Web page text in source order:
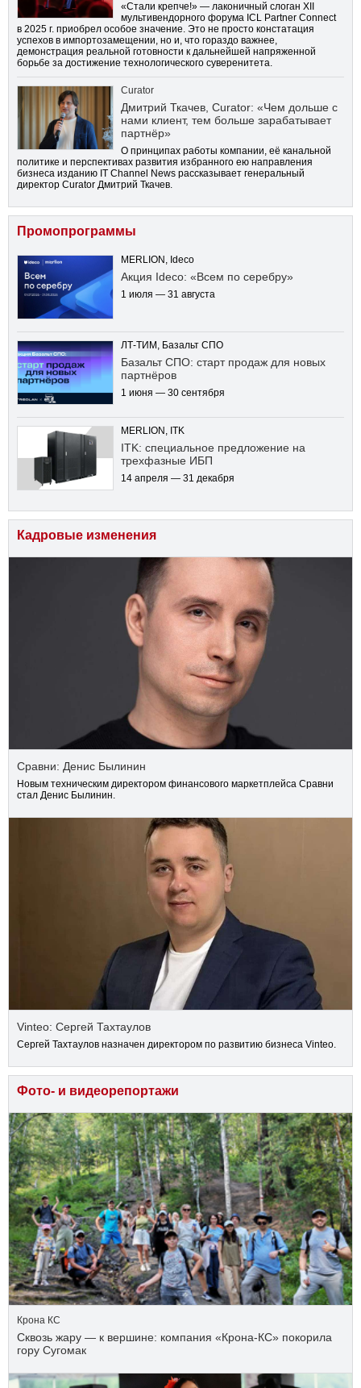
«Стали крепче!» — лаконичный слоган XII
мультивендорного форума ICL Partner Connect
в 2025 г. приобрел особое значение. Это не просто констатация
успехов в импортозамещении, но и, что гораздо важнее,
демонстрация реальной готовности к дальнейшей напряженной
борьбе за достижение технологического суверенитета.
Curator
Дмитрий Ткачев, Curator: «Чем дольше с
нами клиент, тем больше зарабатывает
партнёр»
О принципах работы компании, её канальной
политике и перспективах развития избранного ею направления
бизнеса изданию IT Channel News рассказывает генеральный
директор Curator Дмитрий Ткачев.
Промопрограммы
MERLION, Ideco
Акция Ideco: «Всем по серебру»
1 июля — 31 августа
ЛТ-ТИМ, Базальт СПО
Базальт СПО: старт продаж для новых
партнёров
1 июня — 30 сентября
MERLION, ITK
ITK: специальное предложение на
трехфазные ИБП
14 апреля — 31 декабря
Кадровые изменения
Сравни: Денис Былинин
Новым техническим директором финансового маркетплейса Сравни
стал Денис Былинин.
Vinteo: Сергей Тахтаулов
Сергей Тахтаулов назначен директором по развитию бизнеса Vinteo.
Фото- и видеорепортажи
Крона КС
Сквозь жару — к вершине: компания «Крона‑КС» покорила
гору Сугомак